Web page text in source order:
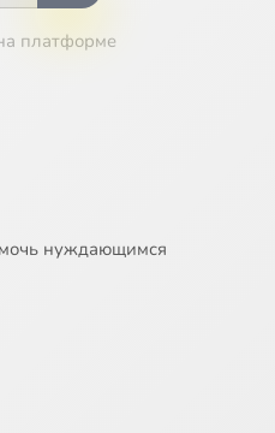
платформе
нуждающимся